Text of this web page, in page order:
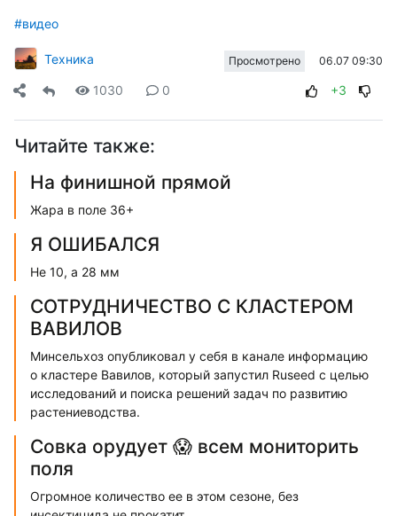
#видео
Техника Просмотрено 06.07 09:30
1030 0 +3
Читайте также:
На финишной прямой
Жара в поле 36+
Я ОШИБАЛСЯ
Не 10, а 28 мм
СОТРУДНИЧЕСТВО С КЛАСТЕРОМ
ВАВИЛОВ
Минсельхоз опубликовал у себя в канале информацию
о кластере Вавилов, который запустил Ruseed с целью
исследований и поиска решений задач по развитию
растениеводства.
Совка орудует 😱 всем мониторить
поля
Огромное количество ее в этом сезоне, без